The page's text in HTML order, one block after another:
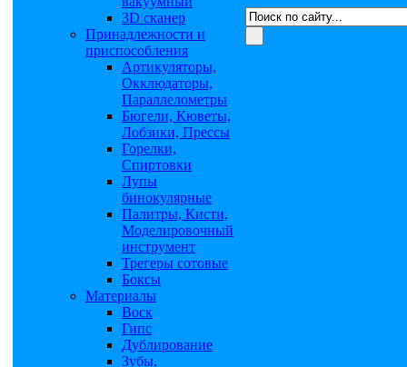
3D сканер
Принадлежности и
приспособления
Артикуляторы,
Окклюдаторы,
Параллелометры
Бюгели, Кюветы,
Лобзики, Прессы
Горелки,
Спиртовки
Лупы
бинокулярные
Палитры, Кисти,
Моделировочный
инструмент
Трегеры сотовые
Боксы
Материалы
Воск
Гипс
Дублирование
Зубы,